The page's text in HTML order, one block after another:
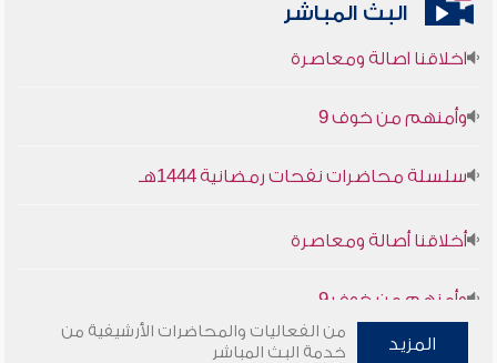
البث المباشر
أخلاقنا أصالة ومعاصرة
سلسلة محاضرات نفحات رمضانية 1444هـ
المزيد
من الفعاليات والمحاضرات الأرشيفية من
خدمة البث المباشر